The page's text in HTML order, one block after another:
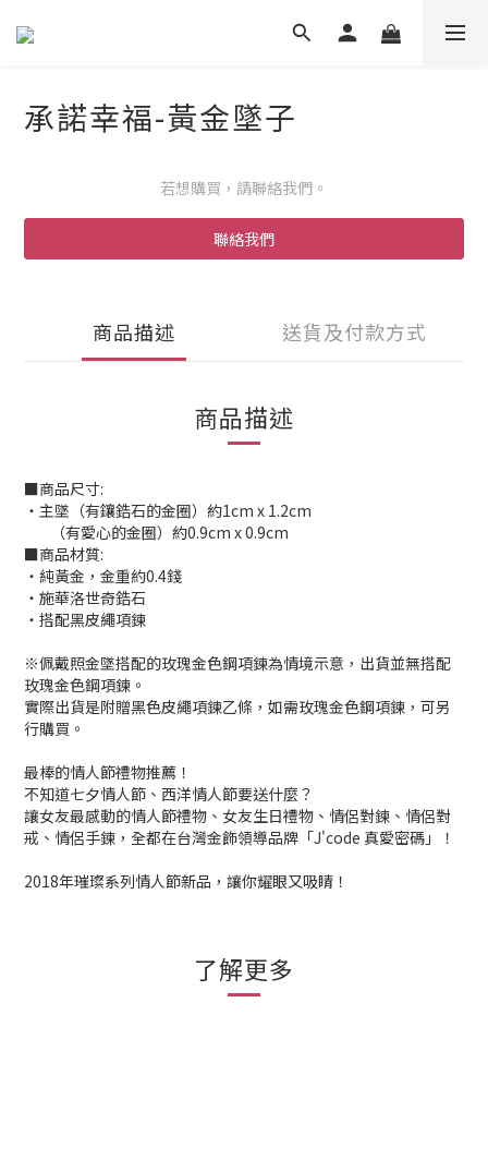
承諾幸福-黃金墜子
若想購買，請聯絡我們。
聯絡我們
商品描述 送貨及付款方式
商品描述
■商品尺寸:
‧主墜（有鑲鋯石的金圈）約1cm x 1.2cm
（有愛心的金圈）約0.9cm x 0.9cm
■商品材質:
‧純黃金，金重約0.4錢
‧施華洛世奇鋯石
‧搭配黑皮繩項鍊
※佩戴照金墜搭配的玫瑰金色鋼項鍊為情境示意，出貨並無搭配
玫瑰金色鋼項鍊。
實際出貨是附贈黑色皮繩項鍊乙條，如需玫瑰金色鋼項鍊，可另
行購買。
最棒的情人節禮物推薦！
不知道七夕情人節、西洋情人節要送什麼？
讓女友最感動的情人節禮物、女友生日禮物、情侶對鍊、情侶對
戒、情侶手鍊，全都在台灣金飾領導品牌「J'code 真愛密碼」！
2018年璀璨系列情人節新品，讓你耀眼又吸睛！
了解更多